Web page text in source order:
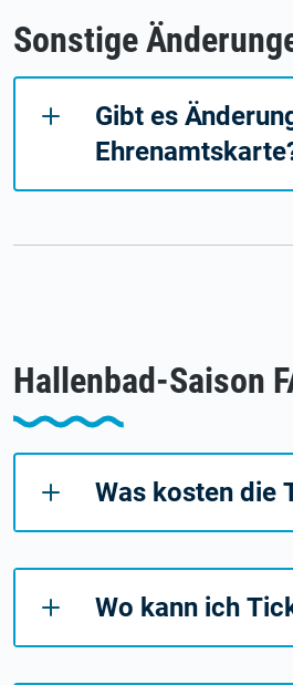
Sonstige
Gibt es
Hallenbad-Saison
Was kosten die
Wo kann ich